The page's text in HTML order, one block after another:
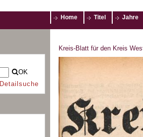
Home Titel Jahre
OK
Detailsuche
Kreis-Blatt für den Kreis